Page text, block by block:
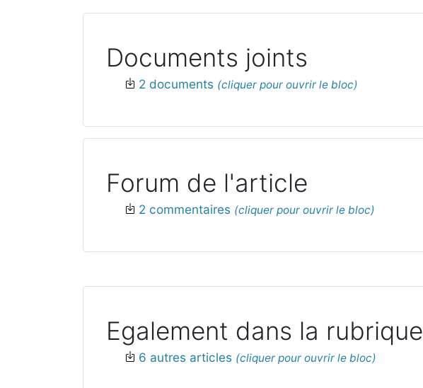
Documents joints
2 documents
Forum de l'article
2 commentaires
Egalement dans la rubrique
6 autres articles